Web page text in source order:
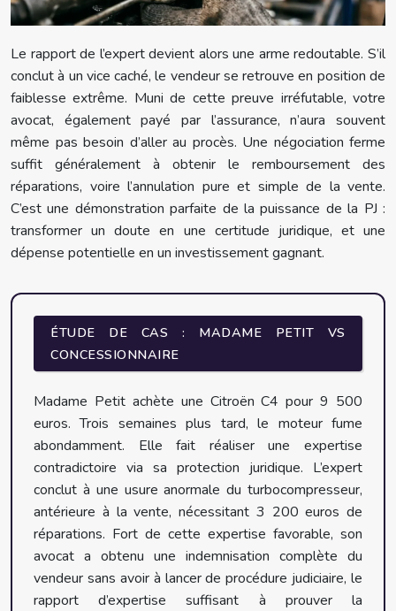
Le rapport de l’expert devient alors une arme redoutable. S’il
conclut à un vice caché, le vendeur se retrouve en position de
faiblesse extrême. Muni de cette preuve irréfutable, votre
avocat, également payé par l’assurance, n’aura souvent
même pas besoin d’aller au procès. Une négociation ferme
suffit généralement à obtenir le remboursement des
réparations, voire l’annulation pure et simple de la vente.
C’est une démonstration parfaite de la puissance de la PJ :
transformer un doute en une certitude juridique, et une
dépense potentielle en un investissement gagnant.
ÉTUDE DE CAS : MADAME PETIT VS
CONCESSIONNAIRE
Madame Petit achète une Citroën C4 pour 9 500
euros. Trois semaines plus tard, le moteur fume
abondamment. Elle fait réaliser une expertise
contradictoire via sa protection juridique. L’expert
conclut à une usure anormale du turbocompresseur,
antérieure à la vente, nécessitant 3 200 euros de
réparations. Fort de cette expertise favorable, son
avocat a obtenu une indemnisation complète du
vendeur sans avoir à lancer de procédure judiciaire, le
rapport d’expertise suffisant à prouver la